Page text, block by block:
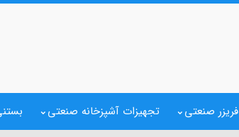
فریزر صنعتی تجهیزات آشپزخانه صنعتی